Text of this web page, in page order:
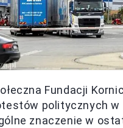
Fundacji
politycznych w
znaczenie w